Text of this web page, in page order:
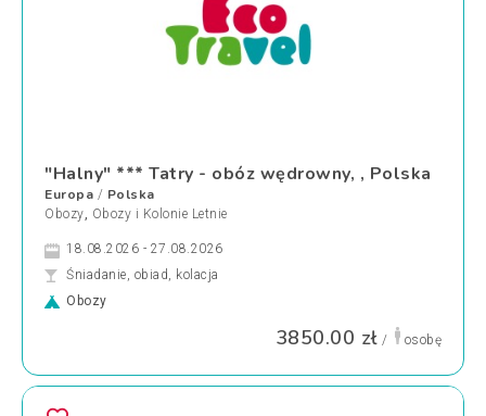
"Halny" *** Tatry - obóz wędrowny, , Polska
Europa / Polska
Obozy, Obozy i Kolonie Letnie
18.08.2026 - 27.08.2026
Śniadanie, obiad, kolacja
Obozy
3850.00 zł / osobę